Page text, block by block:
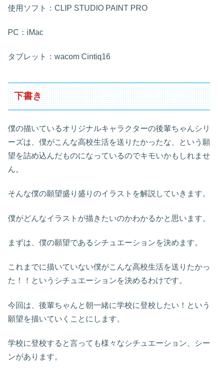
使用ソフト：CLIP STUDIO PAINT PRO
PC：iMac
タブレット：wacom Cintiq16
下書き
僕の描いているオリジナルキャラクターの後輩ちゃんシリ
ーズは、僕がこんな高校生活を送りたかったな、という願
望を詰め込んだものになっているのでキモいかもしれませ
ん。
そんな僕の願望盛り盛りのイラストを解説していきます。
僕がどんなイラストが描きたいのかわかるかと思います。
まずは、僕の願望であるシチュエーションを決めます。
これまでに描いていない僕がこんな高校生活を送りたかっ
た！！というシチュエーションを決めるわけです。
今回は、後輩ちゃんと朝一緒に学校に登校したい！という
願望を描いていくことにします。
学校に登校すると言っても様々なシチュエーション、シー
ンがあります。